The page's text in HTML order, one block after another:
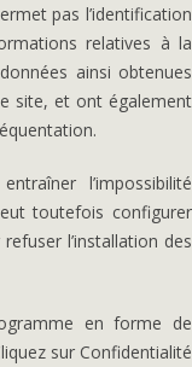
pas l’identification
relatives à la
ainsi obtenues
site, et ont également
l’impossibilité
toutefois configurer
l’installation des
en forme de
sur Confidentialité